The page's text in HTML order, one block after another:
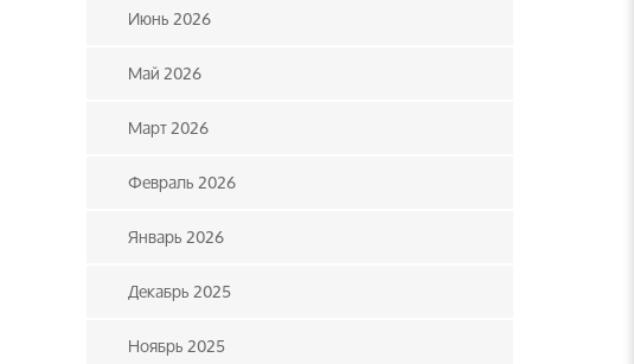
Июнь 2026
Май 2026
Март 2026
Февраль 2026
Январь 2026
Декабрь 2025
Ноябрь 2025